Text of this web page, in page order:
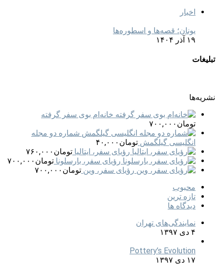
اخبار
یونان؛ قصه‌ها و اسطوره‌ها
۱۹ آذر ۱۴۰۴
تبلیغات
نشریه‌ها
خانه‏‌ام بوی سفر گرفته
تومان ۷۰۰,۰۰۰
شماره دو مجله
انگلیسی گیلگمش تومان ۴۰,۰۰۰
رؤیای سفر، ایتالیا تومان ۷۶۰,۰۰۰
رؤیای سفر، بارسلونا تومان ۷۰۰,۰۰۰
رؤیای سفر، وین تومان ۷۰۰,۰۰۰
محبوب
تازه ترین
دیدگاه ها
نمایندگی‌های تهران
۴ دی ۱۳۹۷
Pottery’s Evolution
۱۷ دی ۱۳۹۷